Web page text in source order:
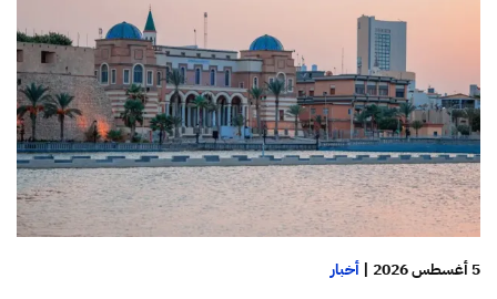
5 أغسطس 2026 | أخبار